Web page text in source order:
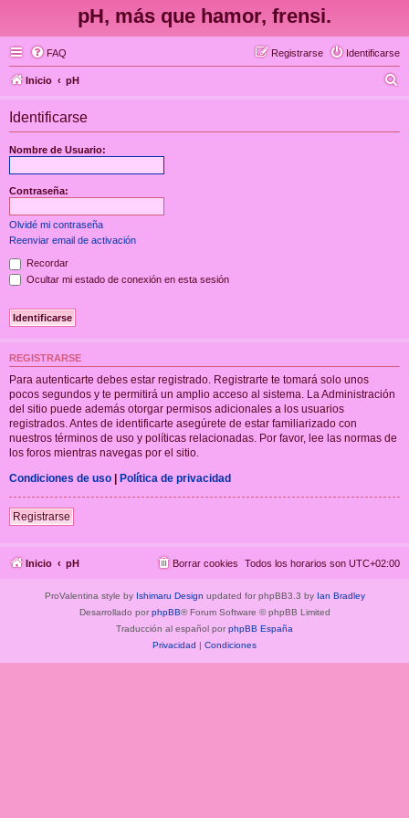
pH, más que hamor, frensi.
FAQ Identificarse
Registrarse
Inicio pH
Identificarse
Nombre de Usuario:
Contraseña:
Olvidé mi contraseña
Reenviar email de activación
Recordar
Ocultar mi estado de conexión en esta sesión
REGISTRARSE
Para autenticarte debes estar registrado. Registrarte te tomará solo unos
pocos segundos y te permitirá un amplio acceso al sistema. La Administración
del sitio puede además otorgar permisos adicionales a los usuarios
registrados. Antes de identificarte asegúrete de estar familiarizado con
nuestros términos de uso y políticas relacionadas. Por favor, lee las normas de
los foros mientras navegas por el sitio.
Condiciones de uso | Política de privacidad
Registrarse
Inicio pH Todos los horarios son UTC+02:00
Borrar cookies
ProValentina style by Ishimaru Design updated for phpBB3.3 by Ian Bradley
Desarrollado por phpBB® Forum Software © phpBB Limited
Traducción al español por phpBB España
Privacidad | Condiciones